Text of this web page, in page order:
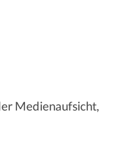
Medienaufsicht,